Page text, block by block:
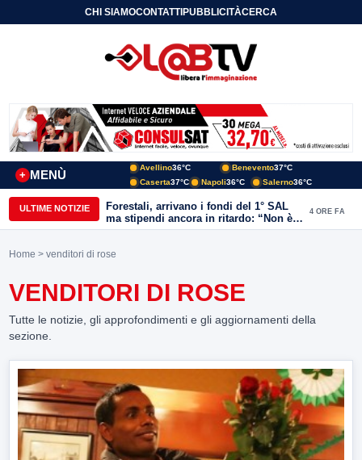
CHI SIAMOCONTATTIPUBBLICITÀCERCA
MENÙ
+
Avellino36°C Benevento37°C
Caserta37°C Napoli36°C Salerno36°C
ULTIME NOTIZIE
Forestali, arrivano i fondi del 1° SAL
ma stipendi ancora in ritardo: “Non è
più sostenibile”
4 ORE FA
Home > venditori di rose
VENDITORI DI ROSE
Tutte le notizie, gli approfondimenti e gli aggiornamenti della
sezione.